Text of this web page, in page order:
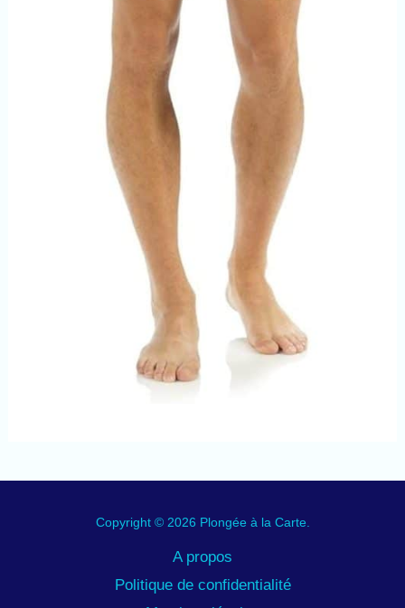
Copyright © 2026 Plongée à la Carte.
A propos
Politique de confidentialité